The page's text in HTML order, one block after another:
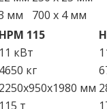
мм
700 x 4 мм
HPM 115
11 кВт
4650 кг
2250x950x1980 мм
115 т